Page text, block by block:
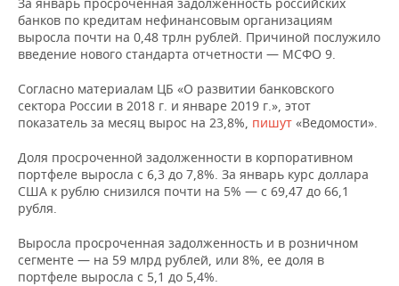
КОРОЛИ ГОСЗАКАЗА ПФО
ВУЗЫ ТАТАРСТАНА
КОМУ ПРИНАДЛЕЖАТ
ТОРГОВЫЕ ЦЕНТРЫ
ТАТАРСТАНА
ФИНАНСЫ
БАНКИ
БЮДЖЕТ
НОВОСТИ
ПРОМЫШЛЕННОСТИ
АГРОПРОМ
МАШИНОСТРОЕНИЕ
НЕФТЬ
ЭНЕРГЕТИКА
НЕДВИЖИМОСТЬ
НОВОСТИ НЕДВИЖИМОСТИ
АВТО
НОВОСТИ АВТО
БИЗНЕС
НОВОСТИ БИЗНЕСА
РОЗНИЧНАЯ ТОРГОВЛЯ
ТРАНСПОРТ
УСЛУГИ
НОВОСТИ ТЕХНОЛОГИЙ
IT
МЕДИА
МЕРОПРИЯТИЯ
НОВОСТИ МЕРОПРИЯТИЙ
ВЫЕЗДНАЯ РЕДАКЦИЯ
СПОРТ
НОВОСТИ СПОРТА
ОБЩЕСТВО
банков по кредитам нефинансовым организациям
выросла почти на 0,48 трлн рублей. Причиной послужило
введение нового стандарта отчетности — МСФО 9.
Согласно материалам ЦБ «О развитии банковского
сектора России в 2018 г. и январе 2019 г.», этот
показатель за месяц вырос на 23,8%, пишут «Ведомости».
Доля просроченной задолженности в корпоративном
портфеле выросла с 6,3 до 7,8%. За январь курс доллара
США к рублю снизился почти на 5% — с 69,47 до 66,1
рубля.
Выросла просроченная задолженность и в розничном
сегменте — на 59 млрд рублей, или 8%, ее доля в
портфеле выросла с 5,1 до 5,4%.